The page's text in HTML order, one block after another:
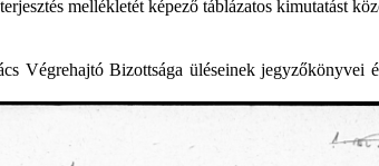
mellékletét képező táblázatos kimutatást
Végrehajtó Bizottsága üléseinek jegyzőkönyvei